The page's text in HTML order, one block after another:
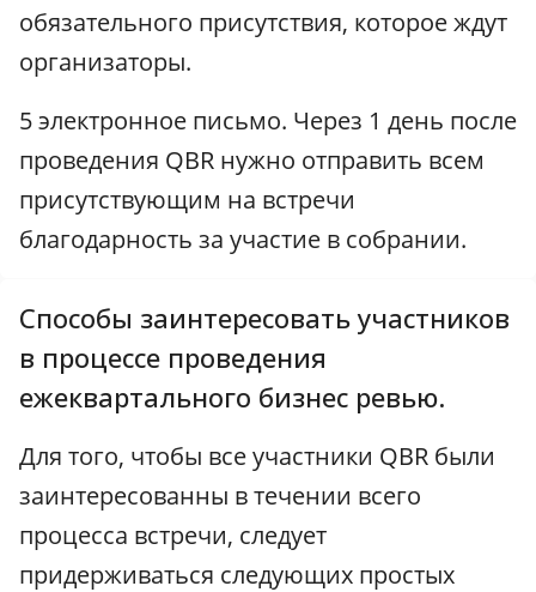
обязательного присутствия, которое ждут
организаторы.
5 электронное письмо. Через 1 день после
проведения QBR нужно отправить всем
присутствующим на встречи
благодарность за участие в собрании.
Способы заинтересовать участников
в процессе проведения
ежеквартального бизнес ревью.
Для того, чтобы все участники QBR были
заинтересованны в течении всего
процесса встречи, следует
придерживаться следующих простых